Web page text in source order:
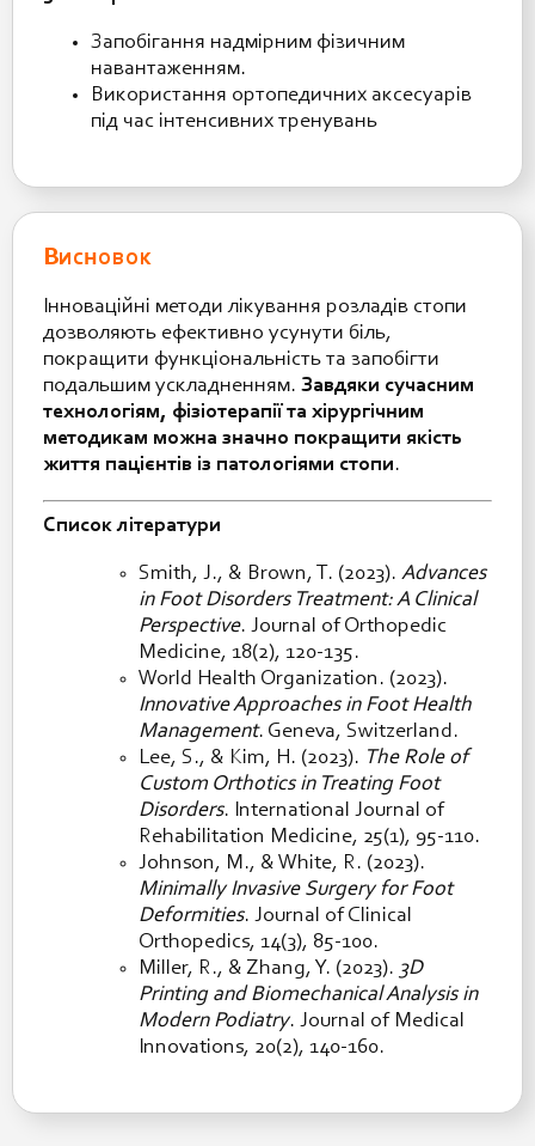
Запобігання надмірним фізичним
навантаженням.
Використання ортопедичних аксесуарів
під час інтенсивних тренувань
Висновок
Інноваційні методи лікування розладів стопи
дозволяють ефективно усунути біль,
покращити функціональність та запобігти
подальшим ускладненням. Завдяки сучасним
технологіям, фізіотерапії та хірургічним
методикам можна значно покращити якість
життя пацієнтів із патологіями стопи.
Список літератури
Smith, J., & Brown, T. (2023). Advances
in Foot Disorders Treatment: A Clinical
Perspective. Journal of Orthopedic
Medicine, 18(2), 120-135.
World Health Organization. (2023).
Innovative Approaches in Foot Health
Management. Geneva, Switzerland.
Lee, S., & Kim, H. (2023). The Role of
Custom Orthotics in Treating Foot
Disorders. International Journal of
Rehabilitation Medicine, 25(1), 95-110.
Johnson, M., & White, R. (2023).
Minimally Invasive Surgery for Foot
Deformities. Journal of Clinical
Orthopedics, 14(3), 85-100.
Miller, R., & Zhang, Y. (2023). 3D
Printing and Biomechanical Analysis in
Modern Podiatry. Journal of Medical
Innovations, 20(2), 140-160.